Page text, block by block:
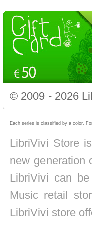
© 2009 - 2026
Each series is classified by a color.
LibriVivi Store
new generation
LibriVivi can
Music retail
LibriVivi store